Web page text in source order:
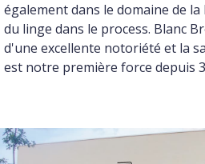
également dans le domaine de
du linge dans le process. Blanc
d'une excellente notoriété et la
est notre première force depuis